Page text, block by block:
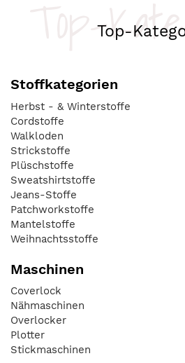
Top-
Top-
Stoffkategorien
Herbst - & Winterstoffe
Cordstoffe
Walkloden
Strickstoffe
Plüschstoffe
Sweatshirtstoffe
Jeans-Stoffe
Patchworkstoffe
Mantelstoffe
Weihnachtsstoffe
Maschinen
Coverlock
Nähmaschinen
Overlocker
Plotter
Stickmaschinen